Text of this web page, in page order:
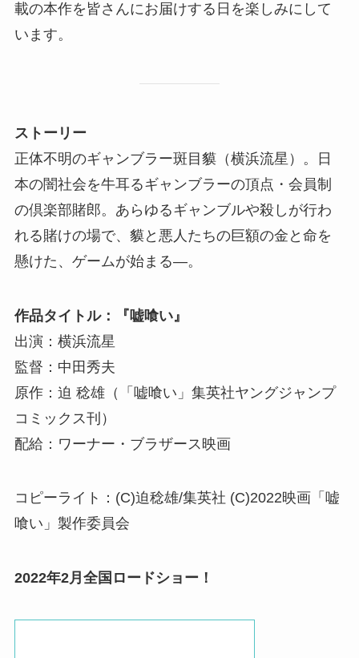
載の本作を皆さんにお届けする日を楽しみにして
います。
ストーリー
正体不明のギャンブラー斑目貘（横浜流星）。日
本の闇社会を牛耳るギャンブラーの頂点・会員制
の倶楽部賭郎。あらゆるギャンブルや殺しが行わ
れる賭けの場で、貘と悪人たちの巨額の金と命を
懸けた、ゲームが始まる―。
作品タイトル：『嘘喰い』
出演：横浜流星
監督：中田秀夫
原作：迫 稔雄（「嘘喰い」集英社ヤングジャンプ
コミックス刊）
配給：ワーナー・ブラザース映画
コピーライト：(C)迫稔雄/集英社 (C)2022映画「嘘
喰い」製作委員会
2022年2月全国ロードショー！